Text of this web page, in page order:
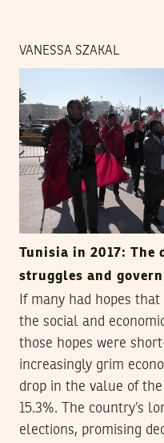
VANESSA SZAKAL
Tunisia in 2017: The
struggles and
If many had hopes
the social and
those hopes were
increasingly grim
drop in the value of
15.3%. The country’s
elections, promising